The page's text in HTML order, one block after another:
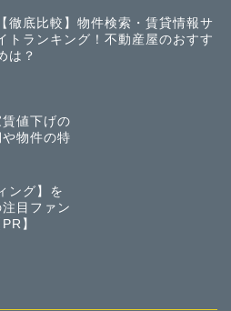
【徹底比較】物件検索・賃貸情報サ
トランキング！不動産屋のおすす
は？
値下げの
物件の特
ング】を
目ファン
】